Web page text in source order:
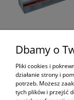
Cewnik do
100 szt
Dbamy o
Pliki cookies i
działanie strony i
potrzeb. Możesz
tych plików i przejść